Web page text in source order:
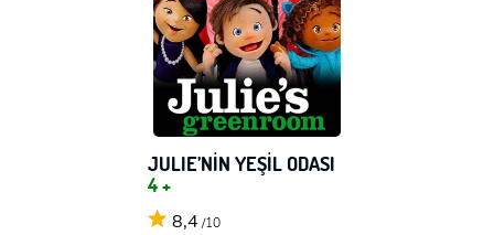
JULIE’NİN YEŞİL ODASI
4 +
8,4 /10